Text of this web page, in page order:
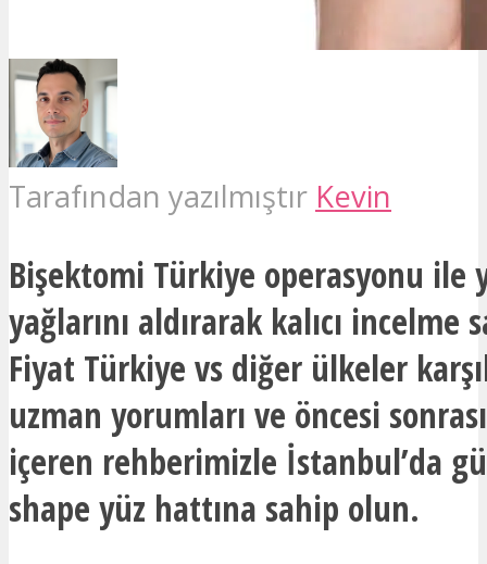
Tarafından yazılmıştır Kevin
Bişektomi Türkiye operasyonu ile
yağlarını aldırarak kalıcı incelme
Fiyat Türkiye vs diğer ülkeler
uzman yorumları ve öncesi
içeren rehberimizle İstanbul’da
shape yüz hattına sahip olun.